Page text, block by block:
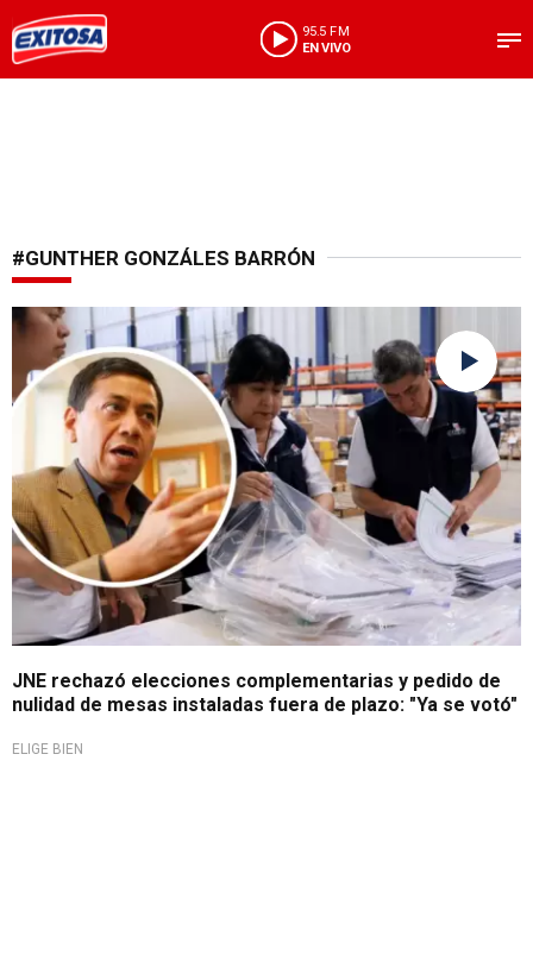
95.5 FM
EN VIVO
#GUNTHER GONZÁLES BARRÓN
Primera vuelta
JNE rechazó elecciones complementarias y pedido de
nulidad de mesas instaladas fuera de plazo: "Ya se votó"
ELIGE BIEN